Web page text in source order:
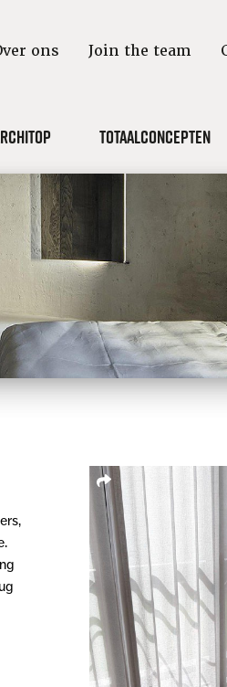
ons Join the team
Totaalconcepten